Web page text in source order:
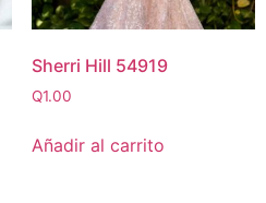
Sherri Hill 54919
Q1.00
Añadir al carrito